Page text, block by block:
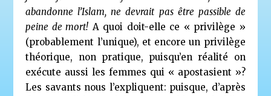
abandonne l’Islam, ne devrait pas être passible de
peine de mort! A quoi doit-elle ce « privilège »
(probablement l’unique), et encore un privilège
théorique, non pratique, puisqu’en réalité on
exécute aussi les femmes qui « apostasient »?
Les savants nous l’expliquent: puisque, d’après